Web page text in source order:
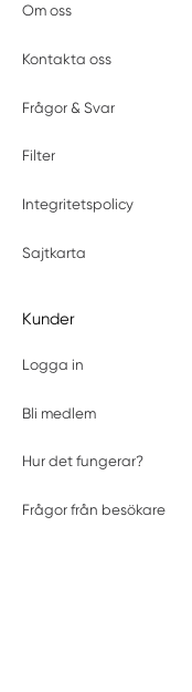
Om oss
Kontakta oss
Frågor & Svar
Filter
Integritetspolicy
Sajtkarta
Kunder
Logga in
Bli medlem
Hur det fungerar?
Frågor från besökare